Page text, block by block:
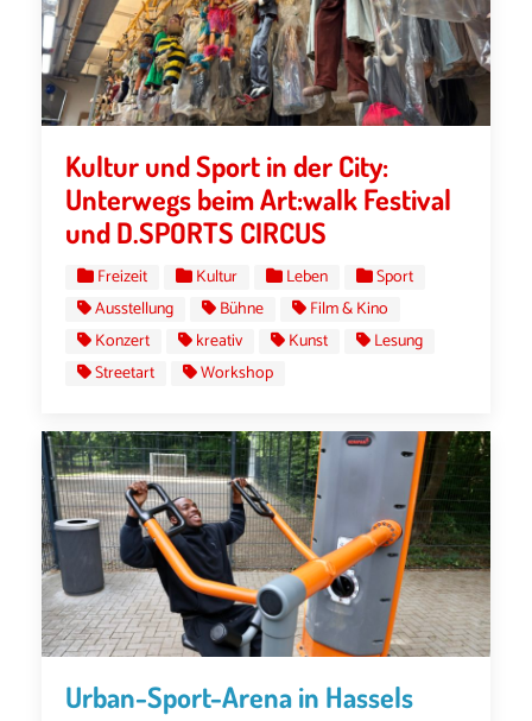
Kultur und Sport in der City:
Unterwegs beim Art:walk Festival
und D.SPORTS CIRCUS
Freizeit Kultur Leben
Sport
Ausstellung
Bühne
Film & Kino
Konzert
kreativ Kunst
Lesung
Streetart
Workshop
Urban-Sport-Arena in Hassels